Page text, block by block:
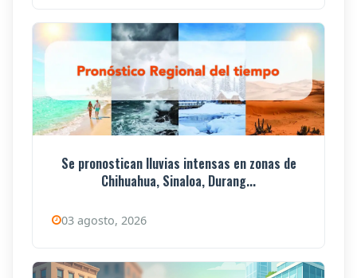
Se pronostican lluvias intensas en zonas de
Chihuahua, Sinaloa, Durang...
03 agosto, 2026